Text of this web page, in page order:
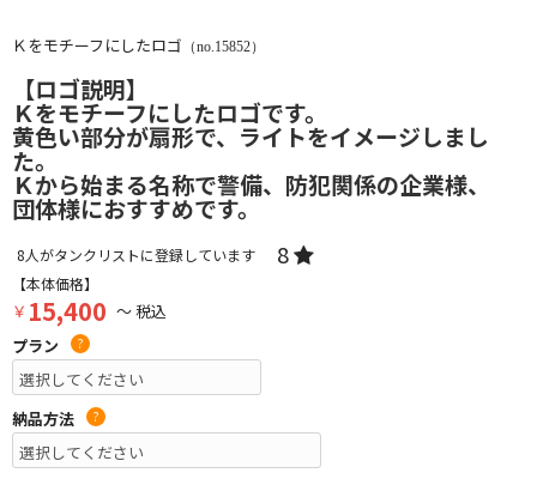
Ｋをモチーフにしたロゴ （no.15852）
【ロゴ説明】
Ｋをモチーフにしたロゴです。
黄色い部分が扇形で、ライトをイメージしまし
た。
Ｋから始まる名称で警備、防犯関係の企業様、
団体様におすすめです。
8人がタンクリストに登録しています 8
【本体価格】
￥ 15,400 ～ 税込
プラン
?
納品方法 ?